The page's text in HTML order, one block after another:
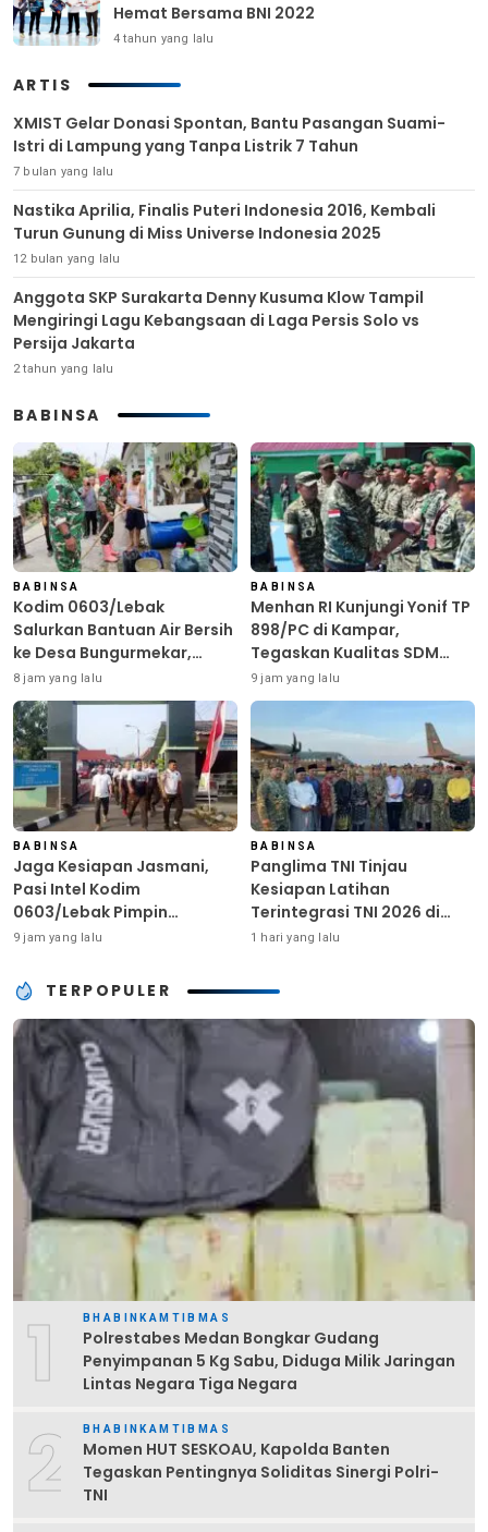
Hemat Bersama BNI 2022
4 tahun yang lalu
ARTIS
XMIST Gelar Donasi Spontan, Bantu Pasangan Suami-
Istri di Lampung yang Tanpa Listrik 7 Tahun
7 bulan yang lalu
Nastika Aprilia, Finalis Puteri Indonesia 2016, Kembali
Turun Gunung di Miss Universe Indonesia 2025
12 bulan yang lalu
Anggota SKP Surakarta Denny Kusuma Klow Tampil
Mengiringi Lagu Kebangsaan di Laga Persis Solo vs
Persija Jakarta
2 tahun yang lalu
BABINSA
BABINSA
Kodim 0603/Lebak
Salurkan Bantuan Air Bersih
ke Desa Bungurmekar,
Ringankan Beban Warga
Terdampak Kemarau
8 jam yang lalu
BABINSA
Menhan RI Kunjungi Yonif TP
898/PC di Kampar,
Tegaskan Kualitas SDM
Kunci Kekuatan TNI
9 jam yang lalu
BABINSA
Jaga Kesiapan Jasmani,
Pasi Intel Kodim
0603/Lebak Pimpin
Pembinaan Fisik Rutin
9 jam yang lalu
BABINSA
Panglima TNI Tinjau
Kesiapan Latihan
Terintegrasi TNI 2026 di
Dabo Singkep
1 hari yang lalu
TERPOPULER
1 BHABINKAMTIBMAS
Polrestabes Medan Bongkar Gudang
Penyimpanan 5 Kg Sabu, Diduga Milik Jaringan
Lintas Negara Tiga Negara
2 BHABINKAMTIBMAS
Momen HUT SESKOAU, Kapolda Banten
Tegaskan Pentingnya Soliditas Sinergi Polri-
TNI